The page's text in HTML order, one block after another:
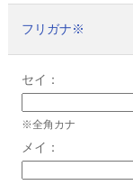
フリガナ※
セイ：
※全角カナ
メイ：